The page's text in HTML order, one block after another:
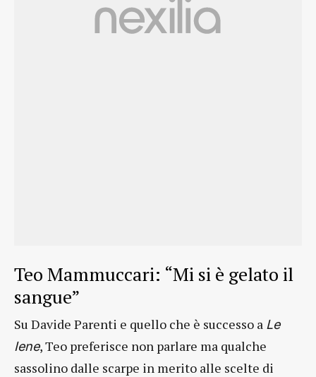
Teo Mammuccari: “Mi si è gelato il
sangue”
Su Davide Parenti e quello che è successo a Le
Iene, Teo preferisce non parlare ma qualche
sassolino dalle scarpe in merito alle scelte di